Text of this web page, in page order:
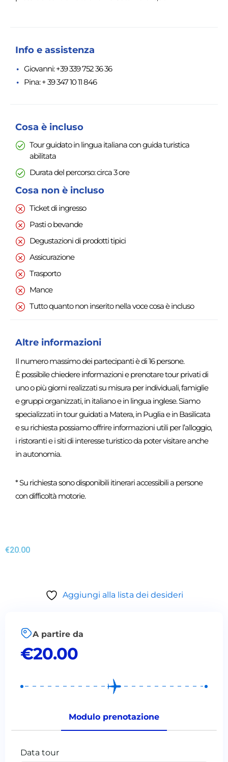
Info e assistenza
Giovanni: +39 339 752 36 36
Pina: + 39 347 10 11 846
Cosa è incluso
Tour guidato in lingua italiana con guida turistica
abilitata
Durata del percorso: circa 3 ore
Cosa non è incluso
Ticket di ingresso
Pasti o bevande
Degustazioni di prodotti tipici
Assicurazione
Trasporto
Mance
Tutto quanto non inserito nella voce cosa è incluso
Altre informazioni
Il numero massimo dei partecipanti è di 16 persone.
È possibile chiedere informazioni e prenotare tour privati di
uno o più giorni realizzati su misura per individuali, famiglie
e gruppi organizzati, in italiano e in lingua inglese. Siamo
specializzati in tour guidati a Matera, in Puglia e in Basilicata
e su richiesta possiamo offrire informazioni utili per l’alloggio,
i ristoranti e i siti di interesse turistico da poter visitare anche
in autonomia.
* Su richiesta sono disponibili itinerari accessibili a persone
con difficoltà motorie.
€20.00
Aggiungi alla lista dei desideri
A partire da
€20.00
Modulo prenotazione
Data tour